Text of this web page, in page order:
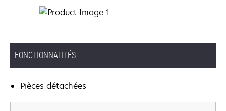
FONCTIONNALITÉS
Pièces détachées